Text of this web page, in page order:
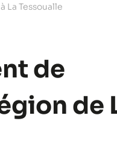
La Tessoualle
de
de